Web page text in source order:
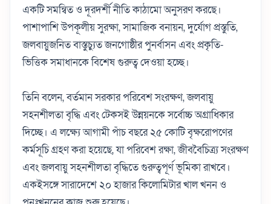
একটি সমন্বিত ও দূরদর্শী নীতি কাঠামো অনুসরণ করছে।
পাশাপাশি উপকূলীয় সুরক্ষা, সামাজিক বনায়ন, দুর্যোগ প্রস্তুতি,
জলবায়ুজনিত বাস্তুচ্যুত জনগোষ্ঠীর পুনর্বাসন এবং প্রকৃতি-
ভিত্তিক সমাধানকে বিশেষ গুরুত্ব দেওয়া হচ্ছে।
তিনি বলেন, বর্তমান সরকার পরিবেশ সংরক্ষণ, জলবায়ু
সহনশীলতা বৃদ্ধি এবং টেকসই উন্নয়নকে সর্বোচ্চ অগ্রাধিকার
দিচ্ছে। এ লক্ষ্যে আগামী পাঁচ বছরে ২৫ কোটি বৃক্ষরোপণের
কর্মসূচি গ্রহণ করা হয়েছে, যা পরিবেশ রক্ষা, জীববৈচিত্র্য সংরক্ষণ
এবং জলবায়ু সহনশীলতা বৃদ্ধিতে গুরুত্বপূর্ণ ভূমিকা রাখবে।
একইসঙ্গে সারাদেশে ২০ হাজার কিলোমিটার খাল খনন ও